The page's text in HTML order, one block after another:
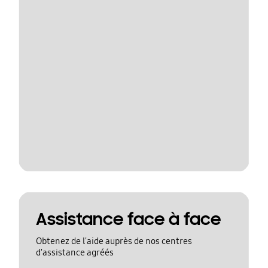
Assistance face à face
Obtenez de l'aide auprès de nos centres
d'assistance agréés